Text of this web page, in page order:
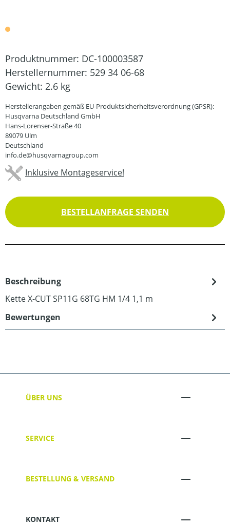
Produktnummer: DC-100003587
Herstellernummer: 529 34 06-68
Gewicht: 2.6 kg
Herstellerangaben gemäß EU-Produktsicherheitsverordnung (GPSR):
Husqvarna Deutschland GmbH
Hans-Lorenser-Straße 40
89079 Ulm
Deutschland
info.de@husqvarnagroup.com
Inklusive Montageservice!
BESTELLANFRAGE SENDEN
Beschreibung
Kette X-CUT SP11G 68TG HM 1/4 1,1 m
Bewertungen
ÜBER UNS
SERVICE
BESTELLUNG & VERSAND
KONTAKT